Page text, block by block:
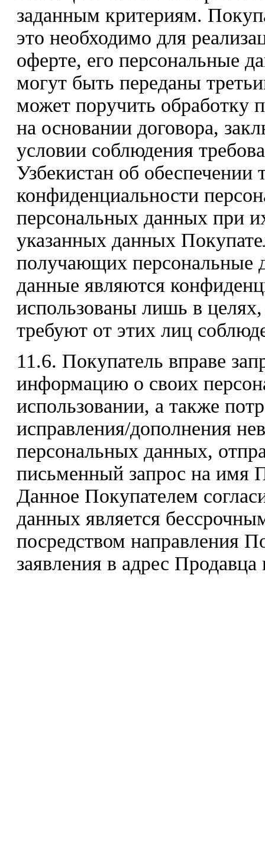
заданным критериям.
это необходимо для
оферте, его персональные
могут быть переданы
может поручить обработку
на основании договора,
условии соблюдения
Узбекистан об
конфиденциальности
персональных данных при
указанных данных
получающих персональные
данные являются
использованы лишь в
требуют от этих лиц
11.6. Покупатель вправе
информацию о своих
использовании, а также
исправления/дополнения
персональных данных,
письменный запрос на имя
Данное Покупателем
данных является
посредством направления
заявления в адрес